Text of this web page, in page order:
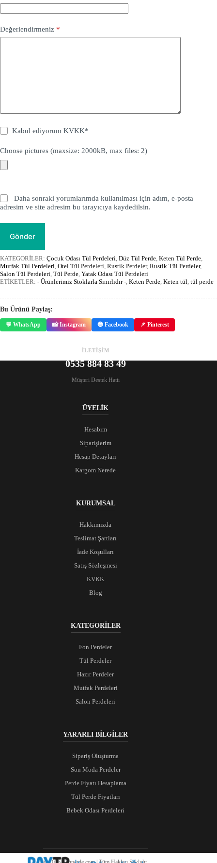
Değerlendirmeniz *
Kabul ediyorumKVKK*
Choose pictures (maxsize: 2000kB, max files: 2)
Daha sonraki yorumlarımda kullanılması için adım, e-posta
adresim ve site adresim bu tarayıcıya kaydedilsin.
Gönder
KATEGORİLER: Çocuk Odası Tül Perdeleri, Düz Tül Perde, Keten Tül Perde,
Mutfak Tül Perdeleri, Otel Tül Perdeleri, Rustik Perdeler, Rustik Tül Perdeler,
Salon Tül Perdeleri, Tül Perde, Yatak Odası Tül Perdeleri
ETİKETLER: - Ürünlerimiz Stoklarla Sınırlıdır -, Keten Perde, Keten tül, tül perde
Bu Ürünü Paylaş:
💬 WhatsApp 📸 Instagram 🔵 Facebook 📌 Pinterest
İLETİŞİM
0535 884 83 49
Müşteri Destek Hattı
ÜYELİK
Hesabım
Siparişlerim
Hesap Detayları
Kargom Nerede
KURUMSAL
Hakkımızda
Teslimat Şartları
İade Koşulları
Satış Sözleşmesi
KVKK
Blog
KATEGORİLER
Fon Perdeler
Tül Perdeler
Hazır Perdeler
Mutfak Perdeleri
Salon Perdeleri
YARARLI BİLGİLER
Sipariş Oluşturma
Son Moda Perdeler
Perde Fiyatı Hesaplama
Tül Perde Fiyatları
Bebek Odası Perdeleri